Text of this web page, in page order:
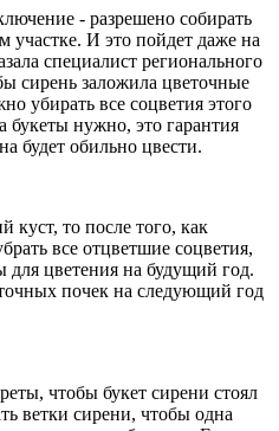
- разрешено собирать
участке. И это пойдет даже на
специалист регионального
сирень заложила цветочные
убирать все соцветия этого
букеты нужно, это гарантия
будет обильно цвести.
куст, то после того, как
все отцветшие соцветия,
цветения на будущий год.
почек на следующий год
чтобы букет сирени стоял
ветки сирени, чтобы одна